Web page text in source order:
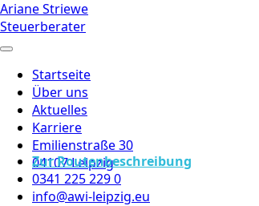
Ariane Striewe
Steuerberater
Startseite
Über uns
Aktuelles
Karriere
Emilienstraße 30
04107 Leipzig
Zur Routenbeschreibung
0341 225 229 0
info@awi-leipzig.eu